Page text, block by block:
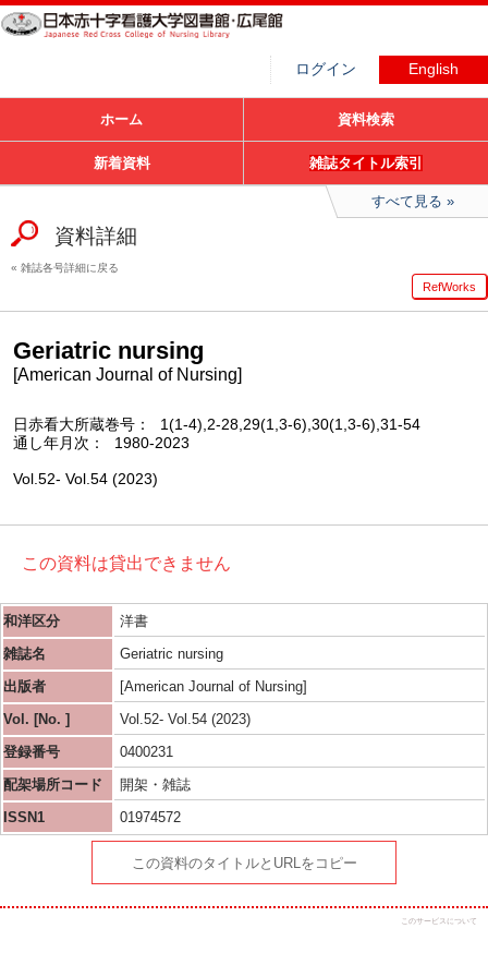
ログイン English
ホーム 資料検索
新着資料 雑誌タイトル索引
すべて見る
資料詳細
雑誌各号詳細に戻る
RefWorks
Geriatric nursing
[American Journal of Nursing]
日赤看大所蔵巻号
1(1-4),2-28,29(1,3-6),30(1,3-6),31-54
通し年月次
1980-2023
Vol.52- Vol.54 (2023)
この資料は貸出できません
和洋区分
洋書
雑誌名
Geriatric nursing
出版者
[American Journal of Nursing]
Vol. [No. ]
Vol.52- Vol.54 (2023)
登録番号
0400231
配架場所コード
開架・雑誌
ISSN1
01974572
この資料のタイトルとURLをコピー
このサービスについて